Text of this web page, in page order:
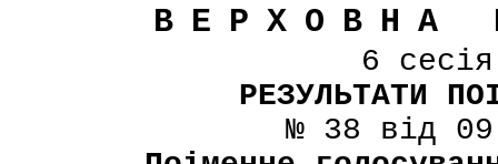
ВЕРХОВНА
6
РЕЗУЛЬТАТИ
№ 38 від